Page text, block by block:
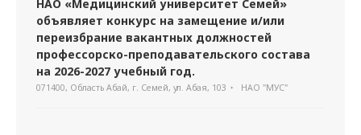
НАО «Медицинский университет Семей»
объявляет конкурс на замещение и/или
переизбрание вакантных должностей
профессорско-преподавательского состава
на 2026-2027 учебный год.
071400, Область Абай, г. Семей, ул. Абая, 103 НАО "МУС"